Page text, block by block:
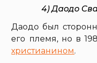
4) Даодо
Даодо был
его племя, но в
христианином.